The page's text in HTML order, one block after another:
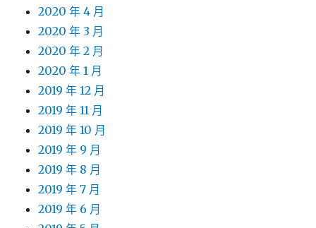
2020 年 4 月
2020 年 3 月
2020 年 2 月
2020 年 1 月
2019 年 12 月
2019 年 11 月
2019 年 10 月
2019 年 9 月
2019 年 8 月
2019 年 7 月
2019 年 6 月